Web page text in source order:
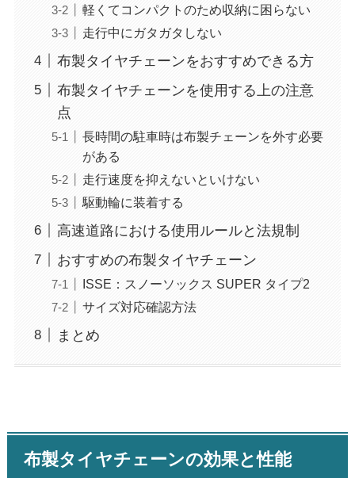
軽くてコンパクトのため収納に困らない
走行中にガタガタしない
布製タイヤチェーンをおすすめできる方
布製タイヤチェーンを使用する上の注意
点
長時間の駐車時は布製チェーンを外す必要
がある
走行速度を抑えないといけない
駆動輪に装着する
高速道路における使用ルールと法規制
おすすめの布製タイヤチェーン
ISSE：スノーソックス SUPER タイプ2
サイズ対応確認方法
まとめ
布製タイヤチェーンの効果と性能